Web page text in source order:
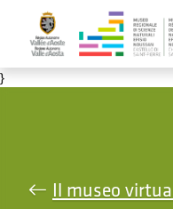
Salta al contenuto principale
}
Il museo